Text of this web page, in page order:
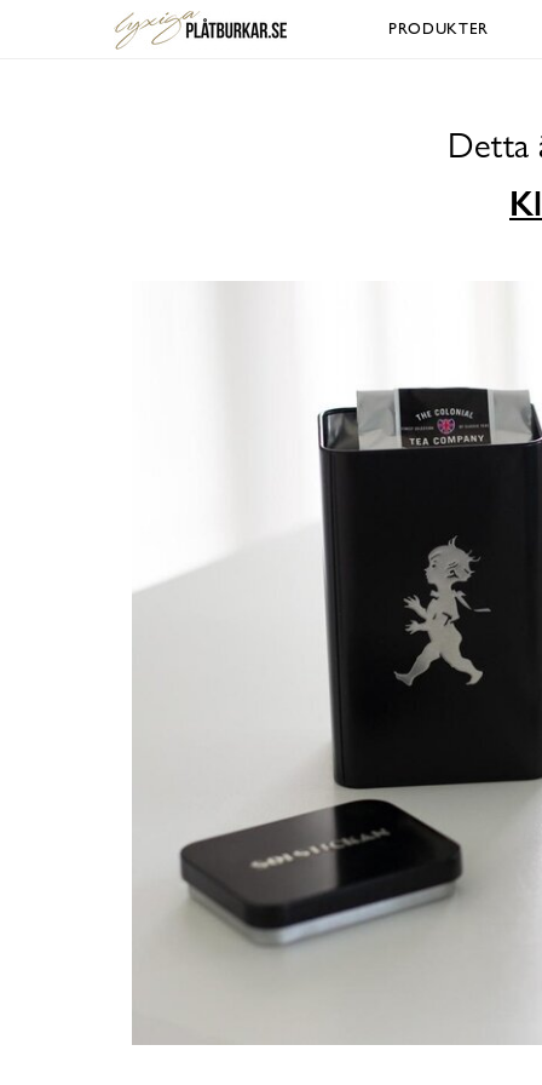
PRODUKTER
Detta